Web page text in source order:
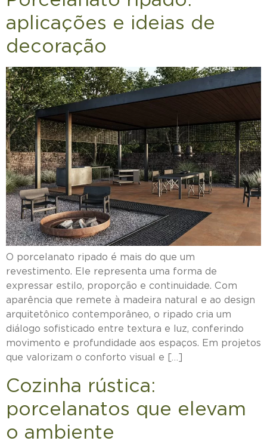
aplicações e ideias de
decoração
O porcelanato ripado é mais do que um
revestimento. Ele representa uma forma de
expressar estilo, proporção e continuidade. Com
aparência que remete à madeira natural e ao design
arquitetônico contemporâneo, o ripado cria um
diálogo sofisticado entre textura e luz, conferindo
movimento e profundidade aos espaços. Em projetos
que valorizam o conforto visual e […]
Cozinha rústica:
porcelanatos que elevam
o ambiente